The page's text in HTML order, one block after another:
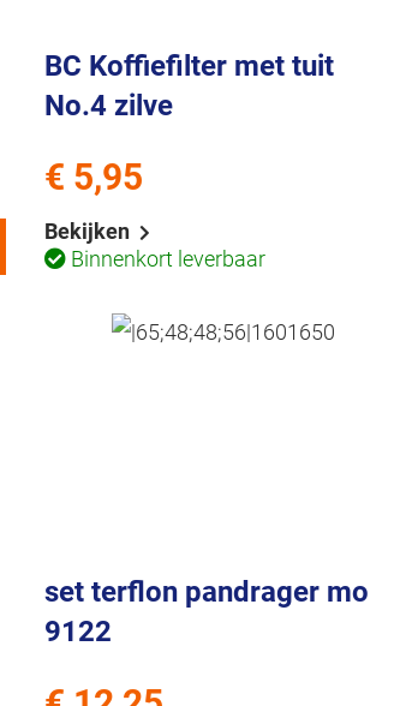
BC Koffiefilter met tuit
No.4 zilve
Bekijken
Binnenkort leverbaar
€ 5,95
set terflon pandrager mo
9122